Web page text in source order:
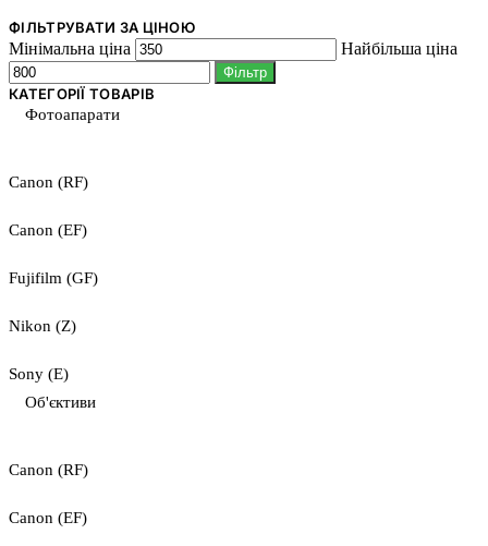
ФІЛЬТРУВАТИ ЗА ЦІНОЮ
Мінімальна ціна Найбільша ціна
Фільтр
КАТЕГОРІЇ ТОВАРІВ
Фотоапарати
Canon (RF)
Canon (EF)
Fujifilm (GF)
Nikon (Z)
Sony (E)
Об'єктиви
Canon (RF)
Canon (EF)